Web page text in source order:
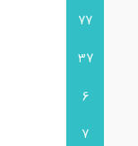
77
37
6
7